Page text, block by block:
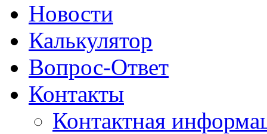
Новости
Калькулятор
Вопрос-Ответ
Контакты
Контактная